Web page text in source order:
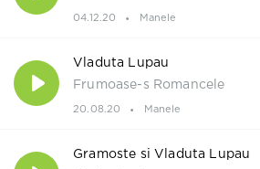
04.12.20 Manele
Vladuta Lupau
Frumoase-s Romancele
20.08.20 Manele
Gramoste si Vladuta Lupau